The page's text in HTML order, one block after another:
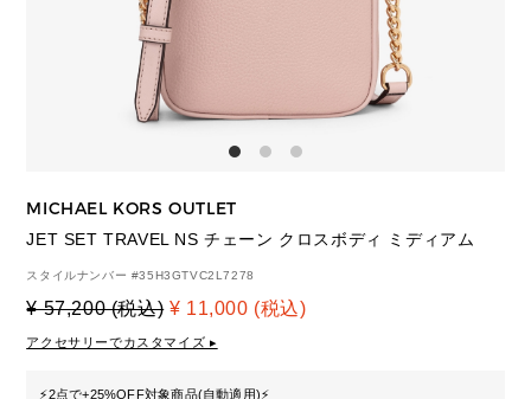
MICHAEL KORS OUTLET
JET SET TRAVEL NS チェーン クロスボディ ミディアム
スタイルナンバー #35H3GTVC2L7278
¥ 57,200 (税込) ¥ 11,000 (税込)
アクセサリーでカスタマイズ ▸
⚡2点で+25%OFF対象商品(自動適用)⚡